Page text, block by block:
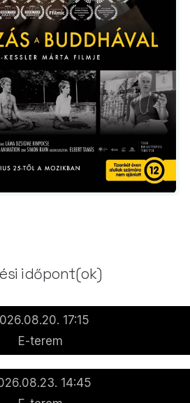
időpont(ok)
17:15
E-terem
14:45